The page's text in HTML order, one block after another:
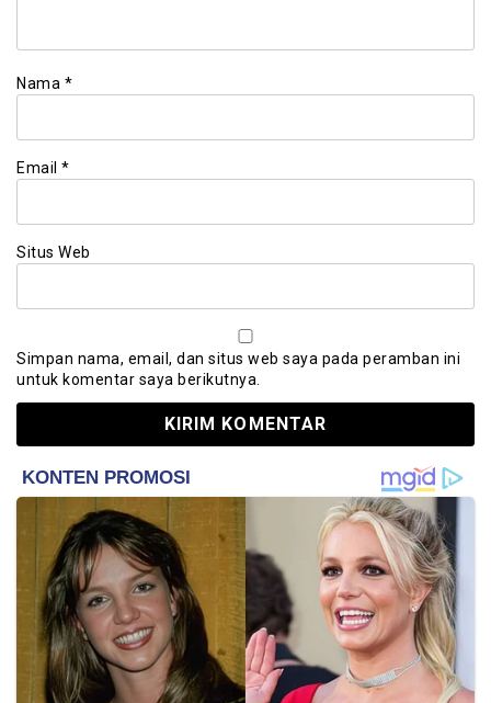
Nama *
Email *
Situs Web
Simpan nama, email, dan situs web saya pada peramban ini
untuk komentar saya berikutnya.